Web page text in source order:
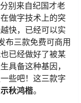
分别来自纪国才老
做字技术上的突
快，已经可以实
布三款免费可商用
已经做好了被某
具备这种基因，
些吧！这三款字
秋鸿楷。